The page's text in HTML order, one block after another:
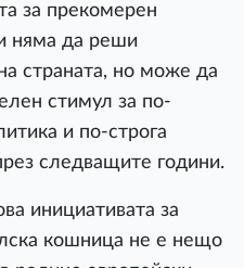
за прекомерен
няма да реши
страната, но може да
стимул за по-
и по-строга
следващите години.
инициативата за
кошница не е нещо